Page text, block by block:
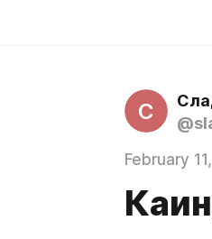
С
February